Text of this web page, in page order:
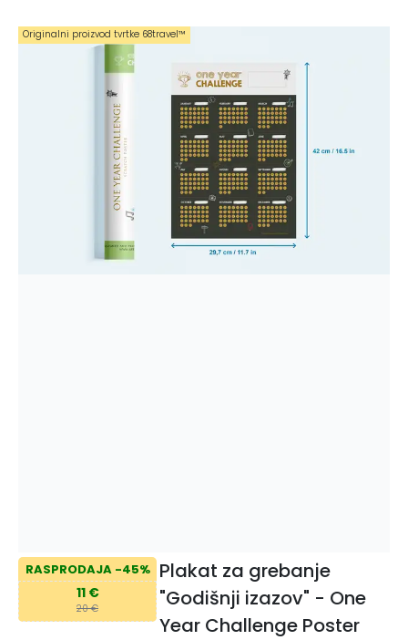
RASPRODAJA -45%
11 €
20 €
Plakat za grebanje
"Godišnji izazov" - One
Year Challenge Poster
Originalni proizvod tvrtke 68travel™️